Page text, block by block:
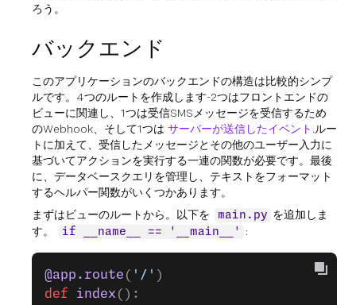
ろう。
バックエンド
このアプリケーションのバックエンドの構造は比較的シンプ
ルです。4つのルートを作成します-2つはフロントエンドの
ビューに関連し、1つは受信SMSメッセージを受信するため
のWebhook、そして1つは サーバーが送信したイベント .ルー
トに加えて、受信したメッセージとその他のユーザー入力に
基づいてアクションを実行する一連の関数が必要です。最後
に、データベースクエリを管理し、テキストをフォーマット
するヘルパー関数がいくつかあります。
まずはビューのルートから。以下を
main.py を追加しま
す。
if __name__ == '__main__' :
@app.route ( '/' )
def index ():